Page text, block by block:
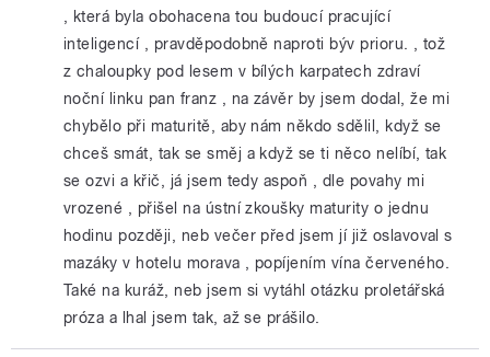
, která byla obohacena tou budoucí pracující
inteligencí , pravděpodobně naproti býv prioru. , tož
z chaloupky pod lesem v bílých karpatech zdraví
noční linku pan franz , na závěr by jsem dodal, že mi
chybělo při maturitě, aby nám někdo sdělil, když se
chceš smát, tak se směj a když se ti něco nelíbí, tak
se ozvi a křič, já jsem tedy aspoň , dle povahy mi
vrozené , přišel na ústní zkoušky maturity o jednu
hodinu později, neb večer před jsem jí již oslavoval s
mazáky v hotelu morava , popíjením vína červeného.
Také na kuráž, neb jsem si vytáhl otázku proletářská
próza a lhal jsem tak, až se prášilo.